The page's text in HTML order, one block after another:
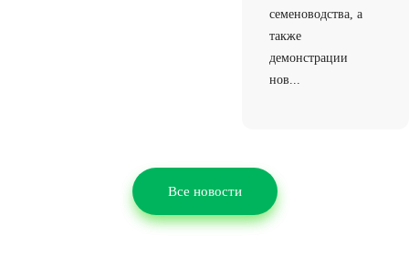
семеноводства, а
также
демонстрации
нов...
Все новости